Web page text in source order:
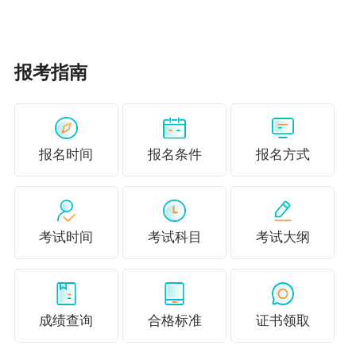
4．登录全国会计人员统一服务管理平台（https://a
部门为上海市。
备基本条件外，还应符合下列条件之一：
1.具备大学专科学历，从事会计工作满5年。
满4年。
报考指南
报名时间 报名条件 报名方式
考试时间 考试科目 考试大纲
成绩查询 合格标准 证书领取